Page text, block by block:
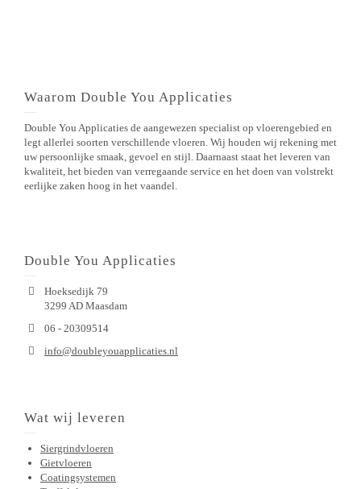
Waarom Double You Applicaties
Double You Applicaties de aangewezen specialist op vloerengebied en
legt allerlei soorten verschillende vloeren. Wij houden wij rekening met
uw persoonlijke smaak, gevoel en stijl. Daarnaast staat het leveren van
kwaliteit, het bieden van verregaande service en het doen van volstrekt
eerlijke zaken hoog in het vaandel.
Double You Applicaties
Hoeksedijk 79
3299 AD Maasdam
06 - 20309514
info@doubleyouapplicaties.nl
Wat wij leveren
Siergrindvloeren
Gietvloeren
Coatingsystemen